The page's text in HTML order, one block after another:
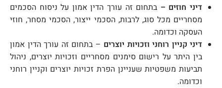
דיני חוזים – בתחום זה עורך הדין אמון על ניסוח הסכמים
מסחריים מכל סוג, לרבות, הסכמי ייצור, הסכמי מסחר, חוזי
העסקה וכדומה.
דיני קניין רוחני וזכויות יוצרים – בתחום זה עורך הדין אמון
בין היתר על רישום סימנים מסחריים וזכויות יוצרים, ניהול
תביעות משפטיות שעניינן הפרת זכויות יוצרים וקניין רוחני
וכדומה.